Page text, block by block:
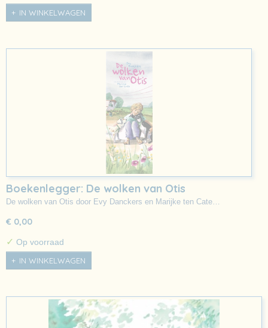
IN WINKELWAGEN
Boekenlegger: De wolken van Otis
De wolken van Otis door Evy Danckers en Marijke ten Cate…
€ 0,00
✓ Op voorraad
IN WINKELWAGEN